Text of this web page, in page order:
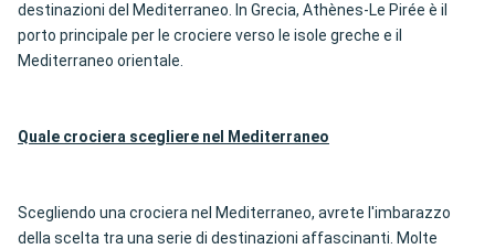
destinazioni del Mediterraneo. In Grecia, Athènes-Le Pirée è il
porto principale per le crociere verso le isole greche e il
Mediterraneo orientale.
Quale crociera scegliere nel Mediterraneo
Scegliendo una crociera nel Mediterraneo, avrete l'imbarazzo
della scelta tra una serie di destinazioni affascinanti. Molte